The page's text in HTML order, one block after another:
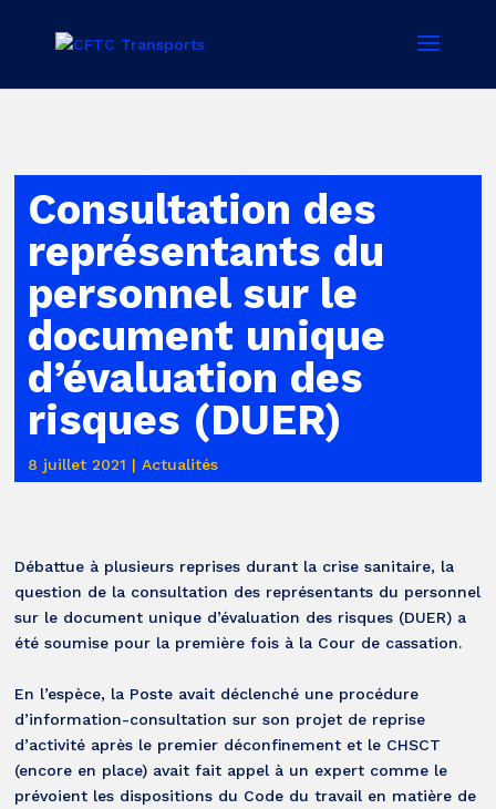
Consultation des
représentants du
personnel sur le
document unique
d’évaluation des
risques (DUER)
8 juillet 2021 |Actualités
Débattue à plusieurs reprises durant la crise sanitaire, la
question de la consultation des représentants du personnel
sur le document unique d’évaluation des risques (DUER) a
été soumise pour la première fois à la Cour de cassation.
En l’espèce, la Poste avait déclenché une procédure
d’information-consultation sur son projet de reprise
d’activité après le premier déconfinement et le CHSCT
(encore en place) avait fait appel à un expert comme le
prévoient les dispositions du Code du travail en matière de